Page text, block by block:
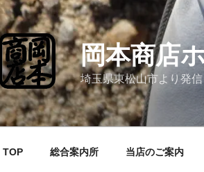
岡本商店
埼玉県東松山市より発
TOP 総合案内所 当店のご案内